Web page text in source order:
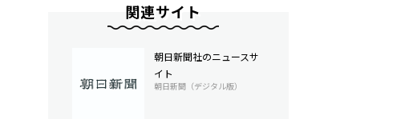
関連サイト
朝日新聞社のニュースサ
イト
朝日新聞（デジタル版）